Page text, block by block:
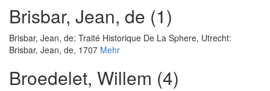
Brisbar, Jean, de (1)
Brisbar, Jean, de: Traité Historique De La Sphere, Utrecht:
Brisbar, Jean, de, 1707 Mehr
Broedelet, Willem (4)